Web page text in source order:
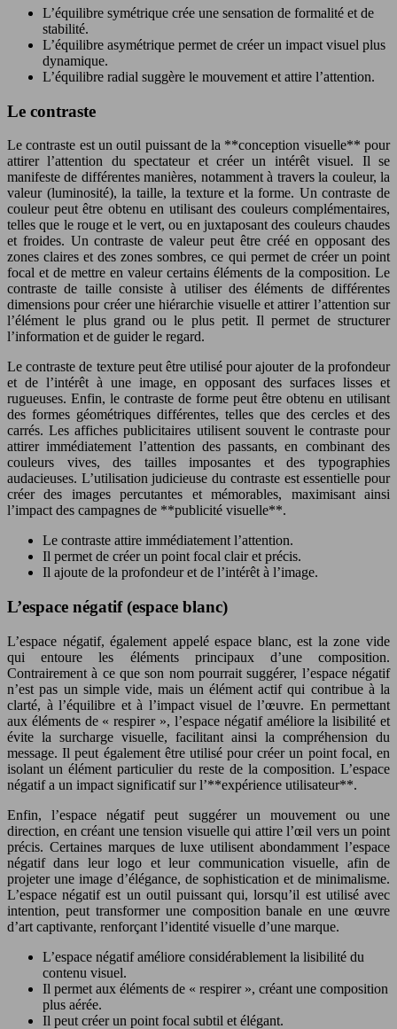
L’équilibre symétrique crée une sensation de formalité et de
stabilité.
L’équilibre asymétrique permet de créer un impact visuel plus
dynamique.
L’équilibre radial suggère le mouvement et attire l’attention.
Le contraste
Le contraste est un outil puissant de la **conception visuelle** pour
attirer l’attention du spectateur et créer un intérêt visuel. Il se
manifeste de différentes manières, notamment à travers la couleur, la
valeur (luminosité), la taille, la texture et la forme. Un contraste de
couleur peut être obtenu en utilisant des couleurs complémentaires,
telles que le rouge et le vert, ou en juxtaposant des couleurs chaudes
et froides. Un contraste de valeur peut être créé en opposant des
zones claires et des zones sombres, ce qui permet de créer un point
focal et de mettre en valeur certains éléments de la composition. Le
contraste de taille consiste à utiliser des éléments de différentes
dimensions pour créer une hiérarchie visuelle et attirer l’attention sur
l’élément le plus grand ou le plus petit. Il permet de structurer
l’information et de guider le regard.
Le contraste de texture peut être utilisé pour ajouter de la profondeur
et de l’intérêt à une image, en opposant des surfaces lisses et
rugueuses. Enfin, le contraste de forme peut être obtenu en utilisant
des formes géométriques différentes, telles que des cercles et des
carrés. Les affiches publicitaires utilisent souvent le contraste pour
attirer immédiatement l’attention des passants, en combinant des
couleurs vives, des tailles imposantes et des typographies
audacieuses. L’utilisation judicieuse du contraste est essentielle pour
créer des images percutantes et mémorables, maximisant ainsi
l’impact des campagnes de **publicité visuelle**.
Le contraste attire immédiatement l’attention.
Il permet de créer un point focal clair et précis.
Il ajoute de la profondeur et de l’intérêt à l’image.
L’espace négatif (espace blanc)
L’espace négatif, également appelé espace blanc, est la zone vide
qui entoure les éléments principaux d’une composition.
Contrairement à ce que son nom pourrait suggérer, l’espace négatif
n’est pas un simple vide, mais un élément actif qui contribue à la
clarté, à l’équilibre et à l’impact visuel de l’œuvre. En permettant
aux éléments de « respirer », l’espace négatif améliore la lisibilité et
évite la surcharge visuelle, facilitant ainsi la compréhension du
message. Il peut également être utilisé pour créer un point focal, en
isolant un élément particulier du reste de la composition. L’espace
négatif a un impact significatif sur l’**expérience utilisateur**.
Enfin, l’espace négatif peut suggérer un mouvement ou une
direction, en créant une tension visuelle qui attire l’œil vers un point
précis. Certaines marques de luxe utilisent abondamment l’espace
négatif dans leur logo et leur communication visuelle, afin de
projeter une image d’élégance, de sophistication et de minimalisme.
L’espace négatif est un outil puissant qui, lorsqu’il est utilisé avec
intention, peut transformer une composition banale en une œuvre
d’art captivante, renforçant l’identité visuelle d’une marque.
L’espace négatif améliore considérablement la lisibilité du
contenu visuel.
Il permet aux éléments de « respirer », créant une composition
plus aérée.
Il peut créer un point focal subtil et élégant.